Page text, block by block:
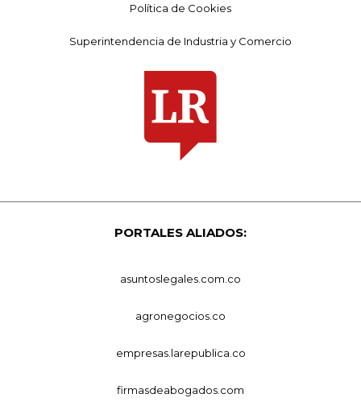
Política de Cookies
Superintendencia de Industria y Comercio
PORTALES ALIADOS:
asuntoslegales.com.co
agronegocios.co
empresas.larepublica.co
firmasdeabogados.com